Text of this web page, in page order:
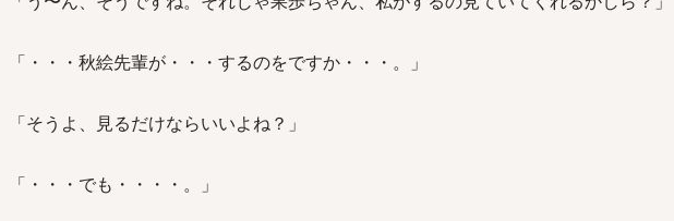
・・・秋絵先輩が・・・するのをですか・・・。」
そうよ、見るだけならいいよね？」
・・・でも・・・・。」